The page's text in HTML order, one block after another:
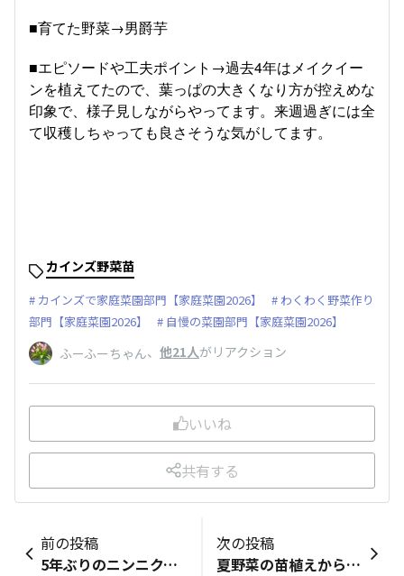
■育てた野菜→男爵芋
■エピソードや工夫ポイント→過去4年はメイクイー
ンを植えてたので、葉っぱの大きくなり方が控えめな
印象で、様子見しながらやってます。来週過ぎには全
て収穫しちゃっても良さそうな気がしてます。
カインズ野菜苗
カインズで家庭菜園部門【家庭菜園2026】
わくわく野菜作り
部門【家庭菜園2026】
自慢の菜園部門【家庭菜園2026】
ふーふーちゃん、 他21人がリアクション
いいね
共有する
前の投稿
5年ぶりのニンニク、収穫しました
次の投稿
夏野菜の苗植えからひと月半、インゲンとナスの収穫